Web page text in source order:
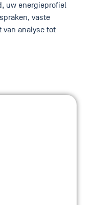
uw energieprofiel
vaste
van analyse tot